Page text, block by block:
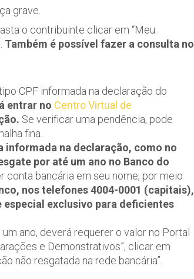
grave.
o contribuinte clicar em “Meu
Também é possível fazer a consulta no
CPF informada na declaração do
entrar no Centro Virtual de
Se verificar uma pendência, pode
fina.
na declaração, como no
por até um ano no Banco do
conta bancária em seu nome, por meio
nos telefones 4004-0001 (capitais),
exclusivo para deficientes
ano, deverá requerer o valor no Portal
e Demonstrativos”, clicar em
não resgatada na rede bancária”.